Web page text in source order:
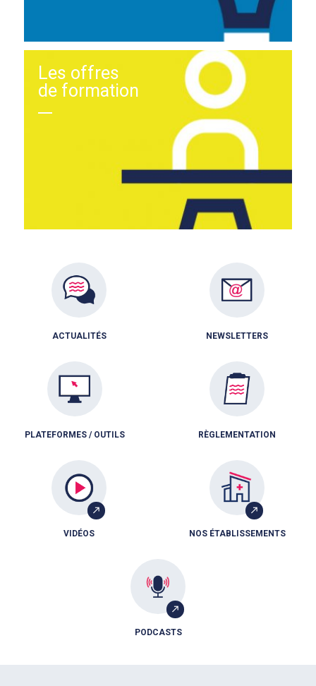
Les offres
de formation
ACTUALITÉS NEWSLETTERS
PLATEFORMES / OUTILS RÈGLEMENTATION
VIDÉOS NOS ÉTABLISSEMENTS
PODCASTS